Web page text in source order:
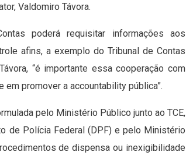
Valdomiro Távora.
poderá requisitar informações aos
afins, a exemplo do Tribunal de Contas
“é importante essa cooperação com
promover a accountability pública”.
pelo Ministério Público junto ao TCE,
de Polícia Federal (DPF) e pelo Ministério
de dispensa ou inexigibilidade